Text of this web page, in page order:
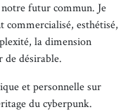
futur commun. Je
commercialisé, esthétisé,
la dimension
de désirable.
et personnelle sur
du cyberpunk.